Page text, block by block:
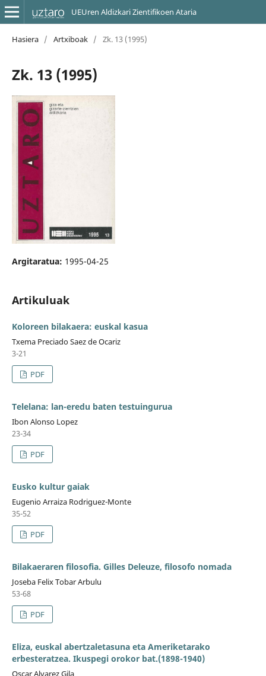
UEUren Aldizkari Zientifikoen Ataria
Hasiera / Artxiboak / Zk. 13 (1995)
Zk. 13 (1995)
Argitaratua: 1995-04-25
Artikuluak
Koloreen bilakaera: euskal kasua
Txema Preciado Saez de Ocariz
3-21
PDF
Telelana: lan-eredu baten testuingurua
Ibon Alonso Lopez
23-34
PDF
Eusko kultur gaiak
Eugenio Arraiza Rodriguez-Monte
35-52
PDF
Bilakaeraren filosofia. Gilles Deleuze, filosofo nomada
Joseba Felix Tobar Arbulu
53-68
PDF
Eliza, euskal abertzaletasuna eta Ameriketarako
erbesteratzea. Ikuspegi orokor bat.(1898-1940)
Oscar Alvarez Gila